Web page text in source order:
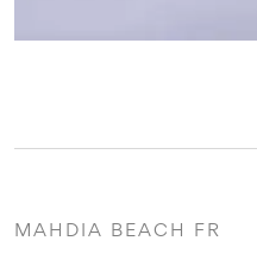
MAHDIA BEACH FR